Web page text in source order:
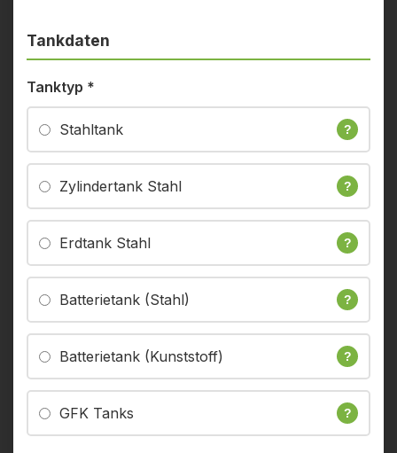
Tankdaten
Tanktyp *
Stahltank ?
Zylindertank Stahl ?
Erdtank Stahl ?
Batterietank (Stahl) ?
Batterietank (Kunststoff) ?
GFK Tanks ?